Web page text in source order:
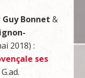
Guy Bonnet &
2018) :
ses